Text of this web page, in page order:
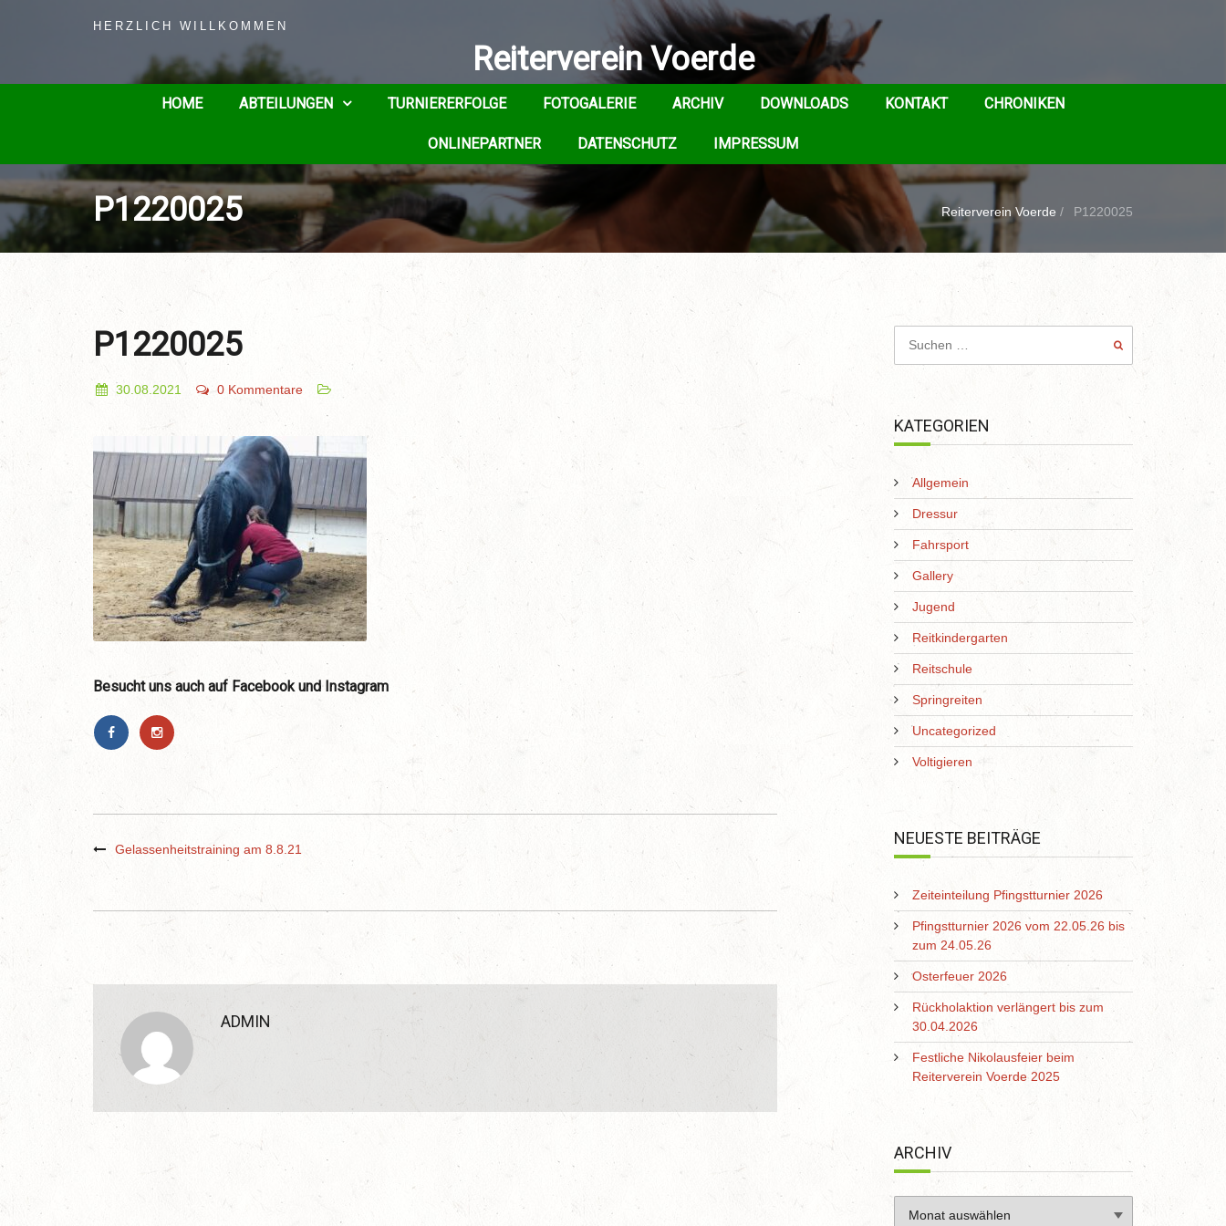
HERZLICH WILLKOMMEN
Reiterverein Voerde
HOME ABTEILUNGEN TURNIERERFOLGE FOTOGALERIE ARCHIV DOWNLOADS KONTAKT CHRONIKEN
ONLINEPARTNER DATENSCHUTZ IMPRESSUM
P1220025 Reiterverein Voerde / P1220025
P1220025
30.08.2021 0 Kommentare
Besucht uns auch auf Facebook und Instagram
Gelassenheitstraining am 8.8.21
ADMIN
KATEGORIEN
Allgemein
Dressur
Fahrsport
Gallery
Jugend
Reitkindergarten
Reitschule
Springreiten
Uncategorized
Voltigieren
NEUESTE BEITRÄGE
Zeiteinteilung Pfingstturnier 2026
Pfingstturnier 2026 vom 22.05.26 bis
zum 24.05.26
Osterfeuer 2026
Rückholaktion verlängert bis zum
30.04.2026
Festliche Nikolausfeier beim
Reiterverein Voerde 2025
ARCHIV